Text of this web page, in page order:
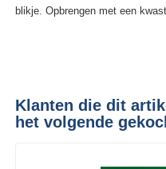
blikje. Opbrengen met een
Klanten die dit
het volgende